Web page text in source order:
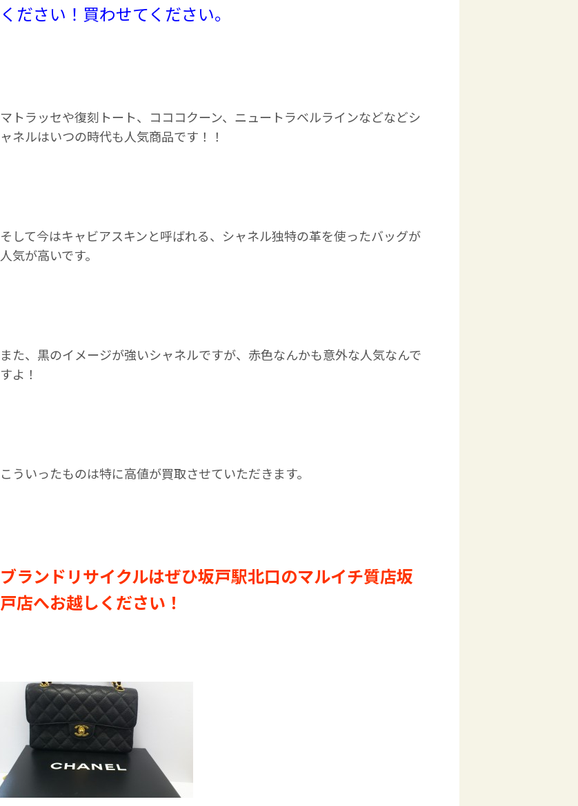
ください！買わせてください。
マトラッセや復刻トート、コココクーン、ニュートラベルラインなどなどシ
ャネルはいつの時代も人気商品です！！
そして今はキャビアスキンと呼ばれる、シャネル独特の革を使ったバッグが
人気が高いです。
また、黒のイメージが強いシャネルですが、赤色なんかも意外な人気なんで
すよ！
こういったものは特に高値が買取させていただきます。
ブランドリサイクルはぜひ坂戸駅北口のマルイチ質店坂
戸店へお越しください！